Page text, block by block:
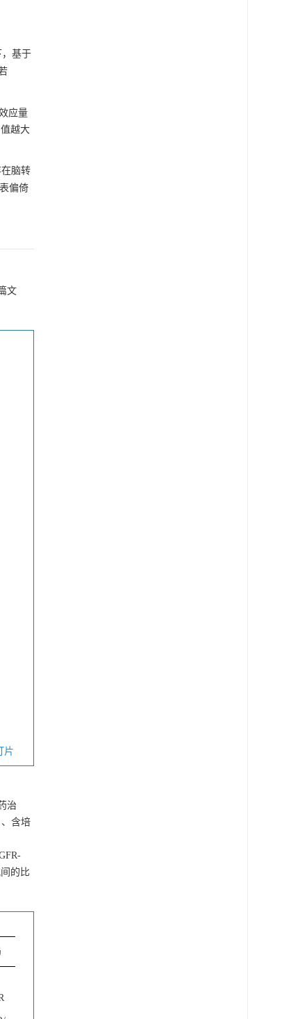
基于
应量
越大
脑转
偏倚
文
片
治
含培
的比